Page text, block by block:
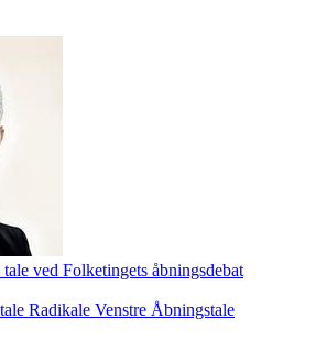
ved Folketingets åbningsdebat
Radikale Venstre Åbningstale